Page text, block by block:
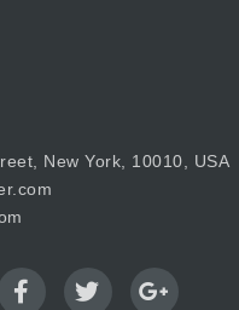
New York, 10010, USA